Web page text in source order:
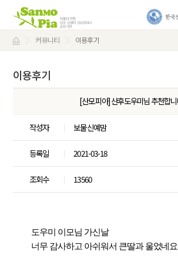
커뮤니티 이용후기
이용후기
[산모피아] 산후도우미님 추천합
작성자 보물신예맘
등록일 2021-03-18
조회수 13560
도우미 이모님 가신날
너무 감사하고 아쉬워서 큰딸과 울었네